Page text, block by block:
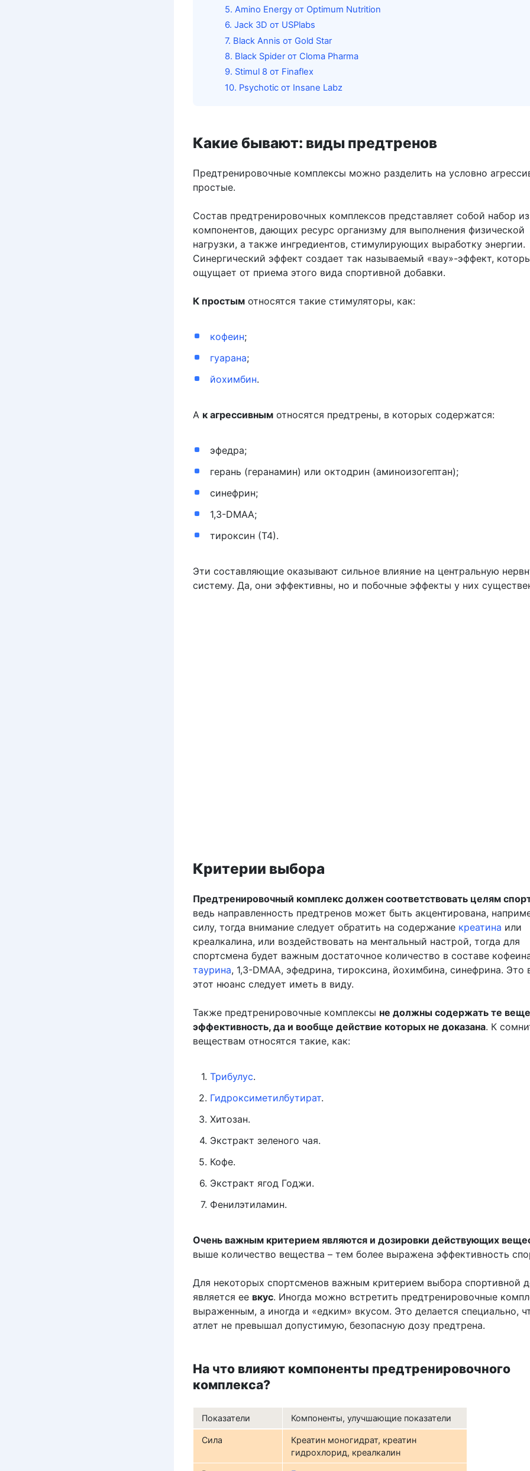
5. Amino Energy от Optimum Nutrition
6. Jack 3D от USPlabs
7. Black Annis от Gold Star
8. Black Spider от Cloma Pharma
9. Stimul 8 от Finaflex
10. Psychotic от Insane Labz
Какие бывают: виды предтренов
Предтренировочные комплексы можно разделить на условно
простые.
Состав предтренировочных комплексов представляет собой набор из
компонентов, дающих ресурс организму для выполнения физической
нагрузки, а также ингредиентов, стимулирующих выработку энергии.
Синергический эффект создает так называемый «вау»-эффект,
ощущает от приема этого вида спортивной добавки.
К простым относятся такие стимуляторы, как:
кофеин;
гуарана;
йохимбин.
А к агрессивным относятся предтрены, в которых содержатся:
эфедра;
герань (геранамин) или октодрин (аминоизогептан);
синефрин;
1,3-DMAA;
тироксин (Т4).
Эти составляющие оказывают сильное влияние на центральную
систему. Да, они эффективны, но и побочные эффекты у них
Критерии выбора
Предтренировочный комплекс должен соответствовать целям
ведь направленность предтренов может быть акцентирована,
силу, тогда внимание следует обратить на содержание креатина или
креалкалина, или воздействовать на ментальный настрой, тогда для
спортсмена будет важным достаточное количество в составе
таурина, 1,3-DMAA, эфедрина, тироксина, йохимбина, синефрина. Это
этот нюанс следует иметь в виду.
Также предтренировочные комплексы не должны содержать те
эффективность, да и вообще действие которых не доказана. К
веществам относятся такие, как:
Трибулус.
Гидроксиметилбутират.
Хитозан.
Экстракт зеленого чая.
Кофе.
Экстракт ягод Годжи.
Фенилэтиламин.
Очень важным критерием являются и дозировки действующих
выше количество вещества – тем более выражена эффективность
Для некоторых спортсменов важным критерием выбора спортивной
является ее вкус. Иногда можно встретить предтренировочные
выраженным, а иногда и «едким» вкусом. Это делается специально,
атлет не превышал допустимую, безопасную дозу предтрена.
На что влияют компоненты предтренировочного
комплекса?
Показатели Компоненты, улучшающие показатели
Сила
Креатин моногидрат, креатин
гидрохлорид, креалкалин